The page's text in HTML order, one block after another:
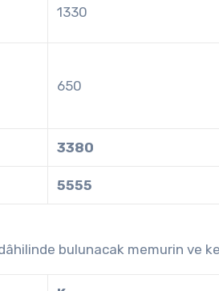
1330
650
3380
5555
bulunacak memurin ve